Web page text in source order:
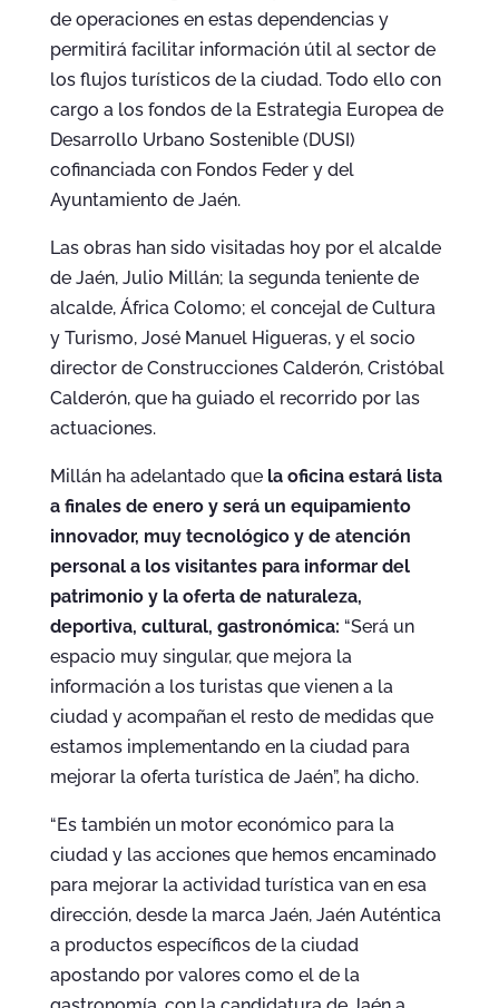
de operaciones en estas dependencias y
permitirá facilitar información útil al sector de
los flujos turísticos de la ciudad. Todo ello con
cargo a los fondos de la Estrategia Europea de
Desarrollo Urbano Sostenible (DUSI)
cofinanciada con Fondos Feder y del
Ayuntamiento de Jaén.
Las obras han sido visitadas hoy por el alcalde
de Jaén, Julio Millán; la segunda teniente de
alcalde, África Colomo; el concejal de Cultura
y Turismo, José Manuel Higueras, y el socio
director de Construcciones Calderón, Cristóbal
Calderón, que ha guiado el recorrido por las
actuaciones.
Millán ha adelantado que la oficina estará lista
a finales de enero y será un equipamiento
innovador, muy tecnológico y de atención
personal a los visitantes para informar del
patrimonio y la oferta de naturaleza,
deportiva, cultural, gastronómica: “Será un
espacio muy singular, que mejora la
información a los turistas que vienen a la
ciudad y acompañan el resto de medidas que
estamos implementando en la ciudad para
mejorar la oferta turística de Jaén”, ha dicho.
“Es también un motor económico para la
ciudad y las acciones que hemos encaminado
para mejorar la actividad turística van en esa
dirección, desde la marca Jaén, Jaén Auténtica
a productos específicos de la ciudad
apostando por valores como el de la